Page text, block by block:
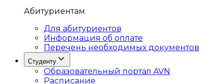
Абитуриентам
Для абитуриентов
Информация об оплате
Перечень необходимых документов
Студенту
Образовательный портал AVN
Расписание